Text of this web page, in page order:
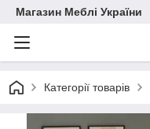
Магазин Меблі України
Категорії товарів